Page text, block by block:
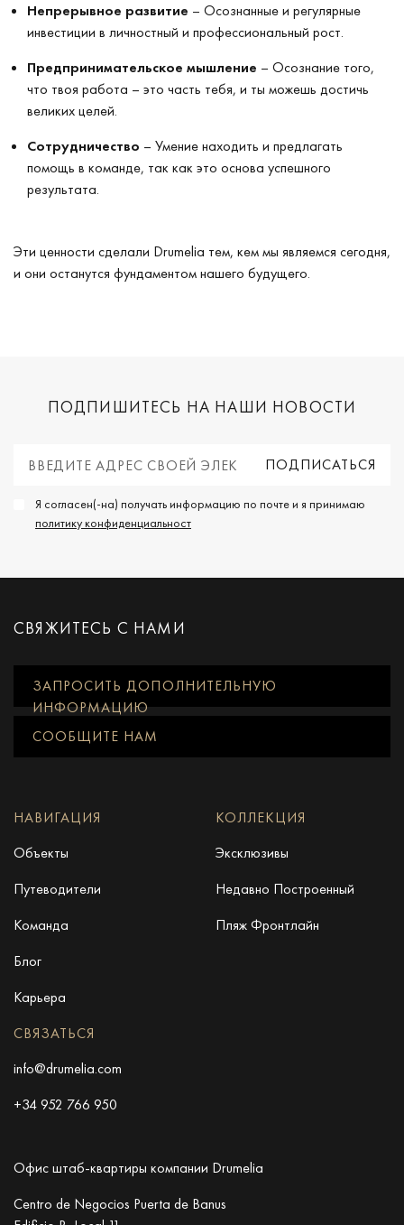
Непрерывное развитие – Осознанные и регулярные
инвестиции в личностный и профессиональный рост.
Предпринимательское мышление – Осознание того,
что твоя работа – это часть тебя, и ты можешь достичь
великих целей.
Сотрудничество – Умение находить и предлагать
помощь в команде, так как это основа успешного
результата.
Эти ценности сделали Drumelia тем, кем мы являемся сегодня,
и они останутся фундаментом нашего будущего.
ПОДПИШИТЕСЬ НА НАШИ НОВОСТИ
Я согласен(-на) получать информацию по почте и я принимаю
политику конфиденциальност
СВЯЖИТЕСЬ С НАМИ
ЗАПРОСИТЬ ДОПОЛНИТЕЛЬНУЮ
ИНФОРМАЦИЮ
СООБЩИТЕ НАМ
НАВИГАЦИЯ
Объекты
Путеводители
Команда
Блог
Карьера
КОЛЛЕКЦИЯ
Эксклюзивы
Недавно Построенный
Пляж Фронтлайн
СВЯЗАТЬСЯ
info@drumelia.com
+34 952 766 950
Офис штаб-квартиры компании Drumelia
Centro de Negocios Puerta de Banus
Этот веб-сайт использует файлы
cookie